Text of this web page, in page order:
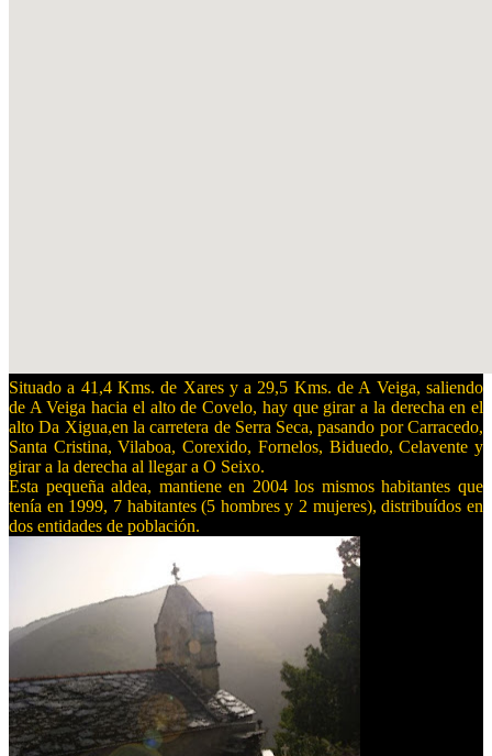
Situado a 41,4 Kms. de Xares y a 29,5 Kms. de A Veiga, saliendo
de A Veiga hacia el alto de Covelo, hay que girar a la derecha en el
alto Da Xigua,en la carretera de Serra Seca, pasando por Carracedo,
Santa Cristina, Vilaboa, Corexido, Fornelos, Biduedo, Celavente y
girar a la derecha al llegar a O Seixo.
Esta pequeña aldea, mantiene en 2004los mismos habitantes que
tenía en 1999, 7 habitantes (5 hombres y 2 mujeres), distribuídos en
dos entidades de población.